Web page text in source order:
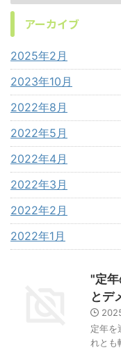
アーカイブ
2025年2月
2023年10月
2022年8月
2022年5月
2022年4月
2022年3月
2022年2月
2022年1月
"定年
とデ
定年を
れとも